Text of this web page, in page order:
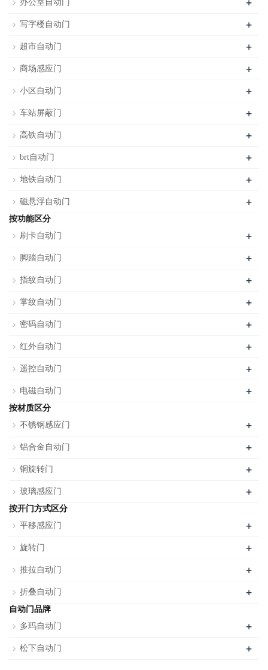
办公室自动门
写字楼自动门 +
超市自动门 +
商场感应门 +
小区自动门 +
车站屏蔽门 +
高铁自动门 +
brt自动门 +
地铁自动门 +
磁悬浮自动门 +
按功能区分
刷卡自动门
+
脚踏自动门 +
指纹自动门 +
掌纹自动门 +
密码自动门 +
红外自动门 +
遥控自动门 +
电磁自动门 +
按材质区分
不锈钢感应门
+
铝合金自动门 +
铜旋转门 +
玻璃感应门 +
按开门方式区分
平移感应门
+
旋转门 +
推拉自动门 +
折叠自动门 +
自动门品牌
多玛自动门
+
松下自动门 +